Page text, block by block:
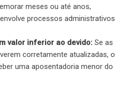
meses ou até anos,
processos administrativos
valor inferior ao devido: Se as
corretamente atualizadas, o
uma aposentadoria menor do